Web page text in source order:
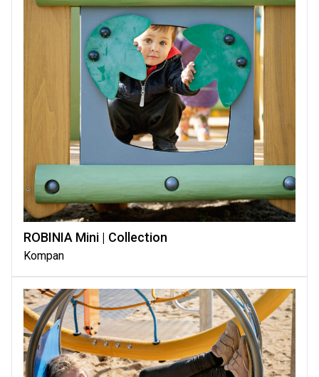
ROBINIA Mini | Collection
Kompan